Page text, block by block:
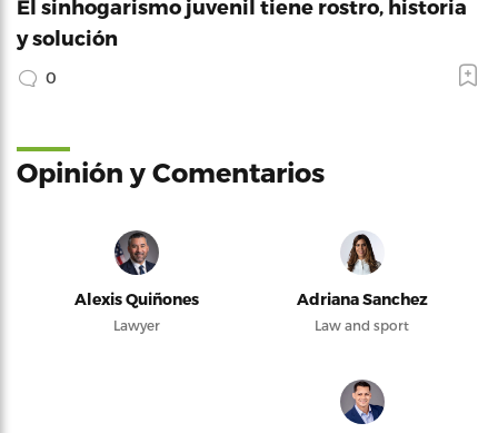
El sinhogarismo juvenil tiene rostro, historia
y solución
0
Opinión y Comentarios
Alexis Quiñones
Lawyer
Adriana Sanchez
Law and sport